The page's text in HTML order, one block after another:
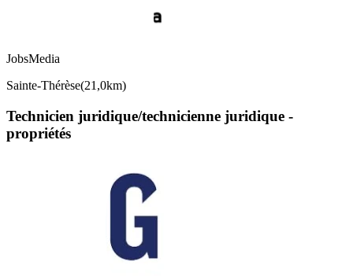
JobsMedia
Sainte-Thérèse(21,0km)
Technicien juridique/technicienne juridique -
propriétés